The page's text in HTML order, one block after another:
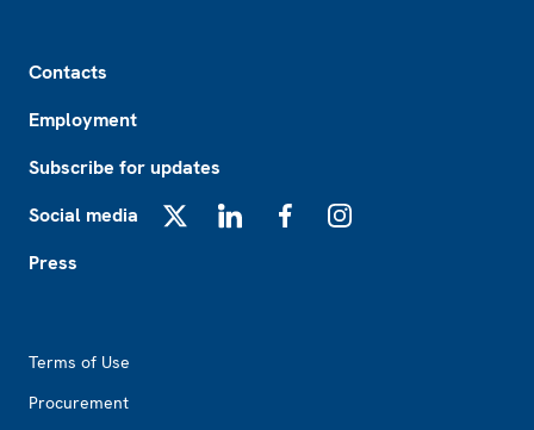
Contacts
Employment
Subscribe for updates
Social media
Press
Terms of Use
Procurement